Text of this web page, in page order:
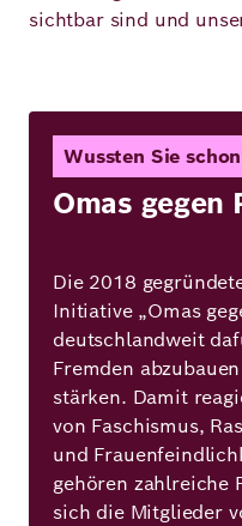
sichtbar sind und
Wussten Sie
Omas gegen
Die 2018
Initiative „Omas
deutschlandweit
Fremden
stärken. Damit
von Faschismus,
und
gehören zahlreiche
sich die Mitglieder